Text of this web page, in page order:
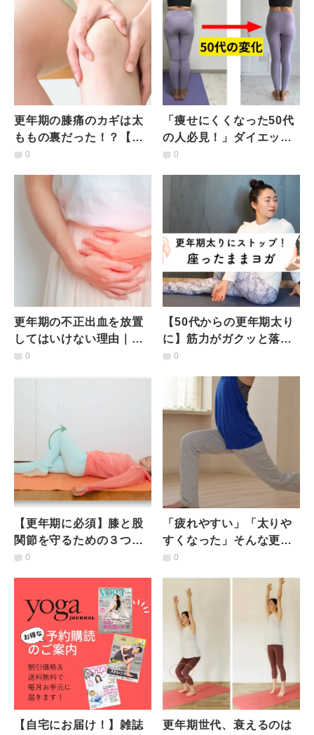
更年期の膝痛のカギは太
ももの裏だった！？【簡
単１分】ハムストリング
0
「痩せにくくなった50代
の人必見！」ダイエット
を成功させるコツ３選と
0
更年期の不正出血を放置
してはいけない理由｜実
は深刻な病気の可能性も
0
【50代からの更年期太り
に】筋力がガクッと落ち
る世代におすすめ｜座っ
い体に
0
【更年期に必須】膝と股
関節を守るための３つの
内転筋エクササイズ
0
「疲れやすい」「太りや
すくなった」そんな更年
期世代はぜひやって！全
ジポーズ
0
【自宅にお届け！】雑誌 更年期世代、衰えるのは